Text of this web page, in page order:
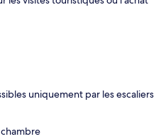
uniquement par les escaliers